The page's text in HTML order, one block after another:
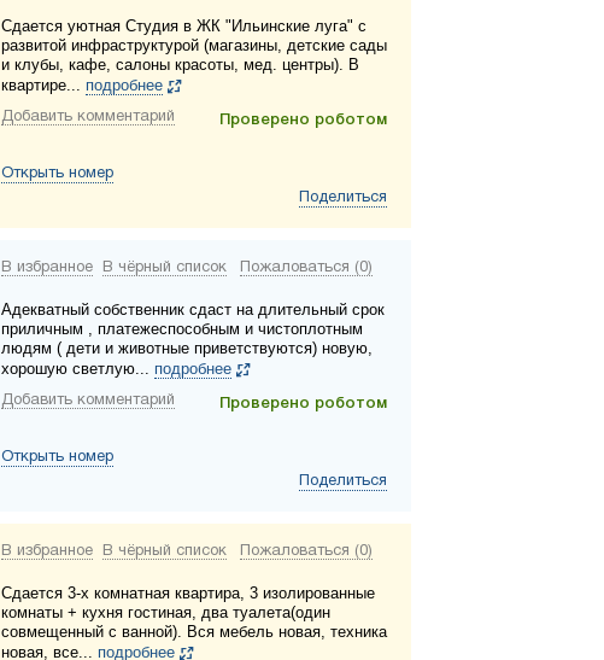
Сдается уютная Студия в ЖК "Ильинские луга" с
развитой инфраструктурой (магазины, детские сады
и клубы, кафе, салоны красоты, мед. центры). В
квартире... подробнее
Проверено роботом
Добавить комментарий
Открыть номер
Поделиться
В избранное В чёрный список Пожаловаться (0)
Адекватный собственник сдаст на длительный срок
приличным , платежеспособным и чистоплотным
людям ( дети и животные приветствуются) новую,
хорошую светлую... подробнее
Проверено роботом
Добавить комментарий
Открыть номер
Поделиться
В избранное В чёрный список Пожаловаться (0)
Сдается 3-х комнатная квартира, 3 изолированные
комнаты + кухня гостиная, два туалета(один
совмещенный с ванной). Вся мебель новая, техника
новая, все... подробнее